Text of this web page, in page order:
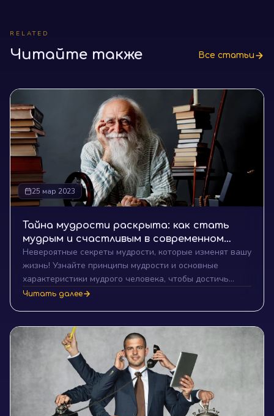
RELATED
Читайте также Все статьи
25 мар 2023
Тайна мудрости раскрыта: как стать
мудрым и счастливым в современном
мире
Невероятные секреты мудрости, которые изменят вашу
жизнь! Узнайте принципы мудрости и основные
характеристики мудрого человека, чтобы достичь
успеха и счастья в современном мире.
Читать далее